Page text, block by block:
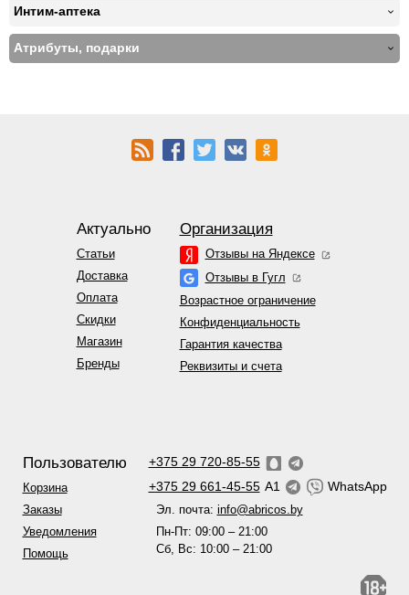
Интим-аптека
Атрибуты, подарки
Актуально
Статьи
Доставка
Оплата
Скидки
Магазин
Бренды
Организация
Отзывы на Яндексе
Отзывы в Гугл
Возрастное ограничение
Конфиденциальность
Гарантия качества
Реквизиты и счета
Пользователю
Корзина
Заказы
Уведомления
Помощь
+375 29 720-85-55
+375 29 661-45-55 A1 WhatsApp
Эл. почта: info@abricos.by
Пн-Пт: 09:00 – 21:00
Сб, Вс: 10:00 – 21:00